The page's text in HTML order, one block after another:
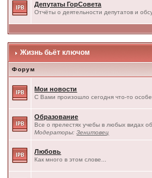
Депутаты ГорСовета
Отчёты о деятельности депутатов и
Жизнь бьёт ключом
Форум
Мои новости
С Вами произошло сегодня что-то
Образование
Все о прелестях учебы в любых видах
Модераторы:Зенитовец
Любовь
Как много в этом слове...